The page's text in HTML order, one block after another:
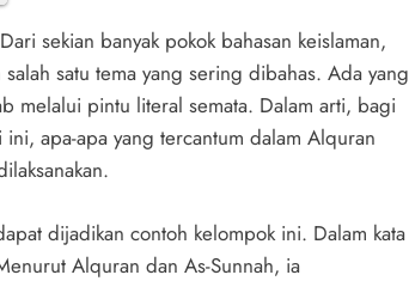
sekian banyak pokok bahasan keislaman,
satu tema yang sering dibahas. Ada yang
melalui pintu literal semata. Dalam arti, bagi
apa-apa yang tercantum dalam Alquran
dijadikan contoh kelompok ini. Dalam kata
Alquran dan As-Sunnah, ia